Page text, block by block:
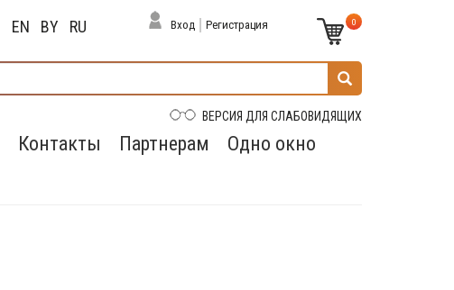
EN BY RU Вход Регистрация 0
ВЕРСИЯ ДЛЯ СЛАБОВИДЯЩИХ
Контакты Партнерам
Одно окно